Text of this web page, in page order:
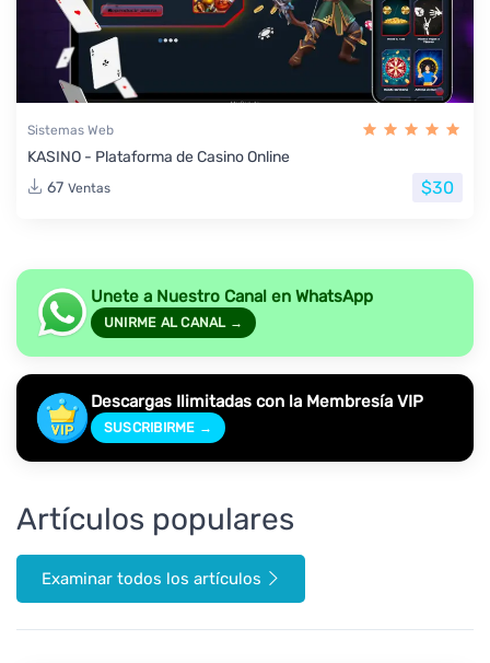
Sistemas Web
KASINO - Plataforma de Casino Online
67 Ventas $30
Unete a Nuestro Canal en WhatsApp
UNIRME AL CANAL →
Descargas Ilimitadas con la Membresía VIP
SUSCRIBIRME →
Artículos populares
Examinar todos los artículos